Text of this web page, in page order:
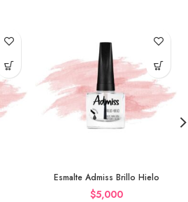
Esmalte Admiss Brillo Hielo
$5,000